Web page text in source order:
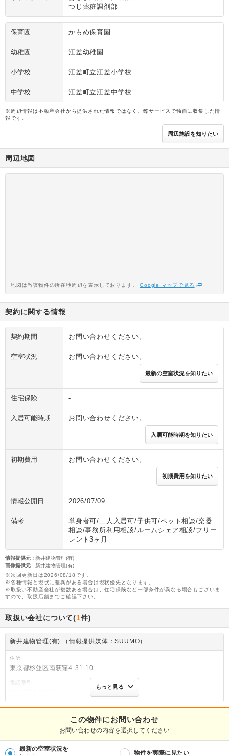
つじ薬粧調剤部
保育園 かもめ保育園
幼稚園 江差幼稚園
小学校 江差町立江差小学校
中学校 江差町立江差中学校
※周辺情報は不動産会社から提供された情報ではなく、弊サービスで独自に収集した情
報です。
周辺施設を知りたい
周辺地図
地図は当該物件の所在地周辺を表示しております。Google マップで見る
契約に関する情報
契約期間 お問い合わせください。
空室状況 お問い合わせください。
最新の空室状況を知りたい
住宅保険 -
入居可能時期 お問い合わせください。
入居可能時期を知りたい
初期費用 お問い合わせください。
初期費用を知りたい
情報公開日 2026/07/09
備考
単身者可/二人入居可/子供可/ペット相談/楽器
相談/事務所利用相談/ルームシェア相談/フリー
レント3ヶ月
情報提供元 : 新井建物管理(有)
画像提供元 : 新井建物管理(有)
※次回更新日は2026/08/18です。
※各種情報と現状に差異がある場合は現状優先となります。
※取扱い不動産会社が複数ある場合は、住宅保険など一部条件が異なる場合もございま
すので、取扱店舗までご確認下さい。
取扱い会社について(1件)
新井建物管理(有) （情報提供媒体：SUUMO）
住所
東京都杉並区南荻窪4-31-10
電話番号
免許番号
東京都知事(3)第84146号
仲介
もっと見る
この物件にお問い合わせ
お問い合わせの内容を選択してください
最新の空室状況を
物件を実際に見たい